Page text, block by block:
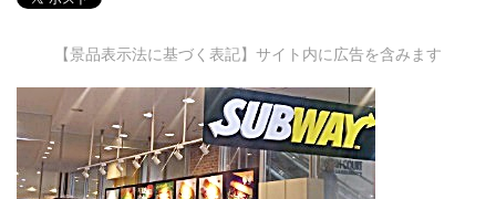
【景品表示法に基づく表記】サイト内に広告を含みます